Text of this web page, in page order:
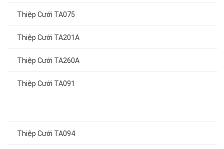
Thiệp Cưới TA075
Thiệp Cưới TA201A
Thiệp Cưới TA260A
Thiệp Cưới TA091
Thiệp Cưới TA094